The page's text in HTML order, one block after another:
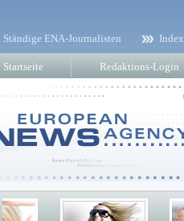
Ständige ENA-Journalisten Index
Startseite Redaktions-Login